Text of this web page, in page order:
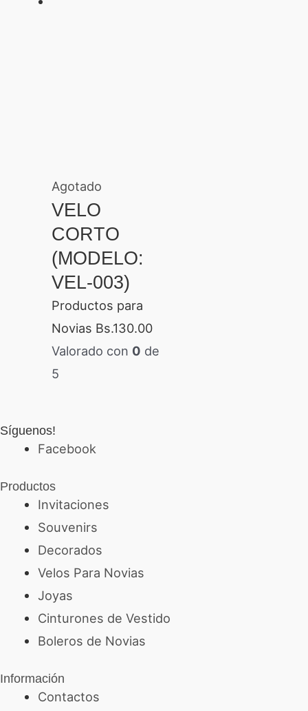
Agotado
VELO
CORTO
(MODELO:
VEL-003)
Productos para
Novias Bs.130.00
Valorado con 0 de
5
Síguenos!
Facebook
Productos
Invitaciones
Souvenirs
Decorados
Velos Para Novias
Joyas
Cinturones de Vestido
Boleros de Novias
Información
Contactos